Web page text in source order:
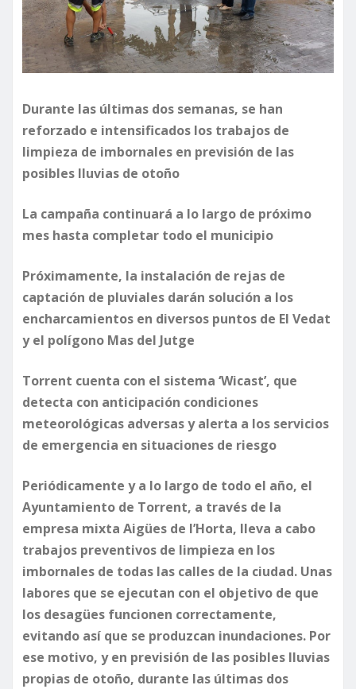
Durante las últimas dos semanas, se han
reforzado e intensificados los trabajos de
limpieza de imbornales en previsión de las
posibles lluvias de otoño
La campaña continuará a lo largo de próximo
mes hasta completar todo el municipio
Próximamente, la instalación de rejas de
captación de pluviales darán solución a los
encharcamientos en diversos puntos de El Vedat
y el polígono Mas del Jutge
Torrent cuenta con el sistema ‘Wicast’, que
detecta con anticipación condiciones
meteorológicas adversas y alerta a los servicios
de emergencia en situaciones de riesgo
Periódicamente y a lo largo de todo el año, el
Ayuntamiento de Torrent, a través de la
empresa mixta Aigües de l’Horta, lleva a cabo
trabajos preventivos de limpieza en los
imbornales de todas las calles de la ciudad. Unas
labores que se ejecutan con el objetivo de que
los desagües funcionen correctamente,
evitando así que se produzcan inundaciones. Por
ese motivo, y en previsión de las posibles lluvias
propias de otoño, durante las últimas dos